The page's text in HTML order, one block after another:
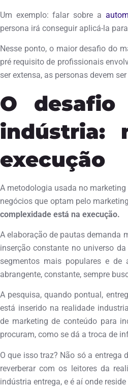
Um exemplo: falar sobre a
persona irá conseguir aplicá-la
Nesse ponto, o maior desafio do
pré requisito de profissionais
ser extensa, as personas devem
O
indústria:
execução
A metodologia usada no
negócios que optam pelo
complexidade está na execução.
A elaboração de pautas demanda
inserção constante no universo
segmentos mais populares e
abrangente, constante, sempre
A pesquisa, quando pontual,
está inserido na realidade
de marketing de conteúdo para
procuram, como se dá a troca de
O que isso traz? Não só a
reverberar com os leitores da
indústria entrega, e é aí onde